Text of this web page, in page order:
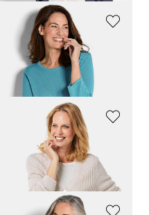
GOLDNER
Strickpullover mit Pünktchenmuster
39,95 €59,95 €
+ 1